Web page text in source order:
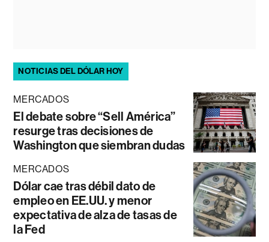
NOTICIAS DEL DÓLAR HOY
MERCADOS
El debate sobre “Sell América”
resurge tras decisiones de
Washington que siembran dudas
MERCADOS
Dólar cae tras débil dato de
empleo en EE.UU. y menor
expectativa de alza de tasas de
la Fed